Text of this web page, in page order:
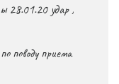
28.01.20 удар ,
поводу приема